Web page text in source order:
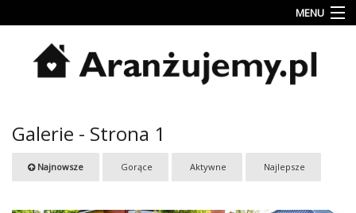
MENU
Inspiracje
wnętrz
Jesienne
dekoracje
Galerie - Strona 1
Najnowsze Gorące Aktywne Najlepsze